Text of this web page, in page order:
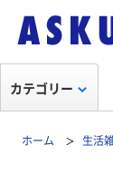
カテゴリー
ホーム 生活